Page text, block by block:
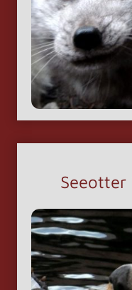
Seeotter